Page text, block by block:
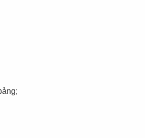
trắng);
và máy tính bảng;